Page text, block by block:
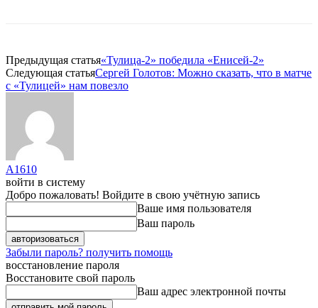
Предыдущая статья«Тулица-2» победила «Енисей-2»
Следующая статьяСергей Голотов: Можно сказать, что в матче
с «Тулицей» нам повезло
A1610
войти в систему
Добро пожаловать! Войдите в свою учётную запись
Ваше имя пользователя
Ваш пароль
Забыли пароль? получить помощь
восстановление пароля
Восстановите свой пароль
Ваш адрес электронной почты